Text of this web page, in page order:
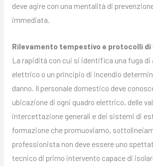
deve agire con una mentalità di
immediata.
Rilevamento tempestivo e protocolli
La rapidità con cui si identifica una fuga di
elettrico o un principio di incendio
danno. Il personale domestico deve
ubicazione di ogni quadro elettrico, delle
intercettazione generali e dei sistemi di
formazione che promuoviamo,
professionista non deve essere uno
tecnico di primo intervento capace di